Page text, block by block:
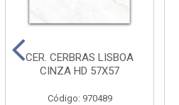
CER. CERBRAS LISBOA
CINZA HD 57X57
Código: 970489